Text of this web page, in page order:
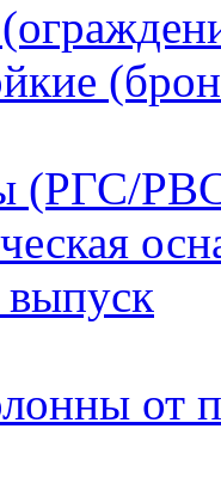
(РГС/
от